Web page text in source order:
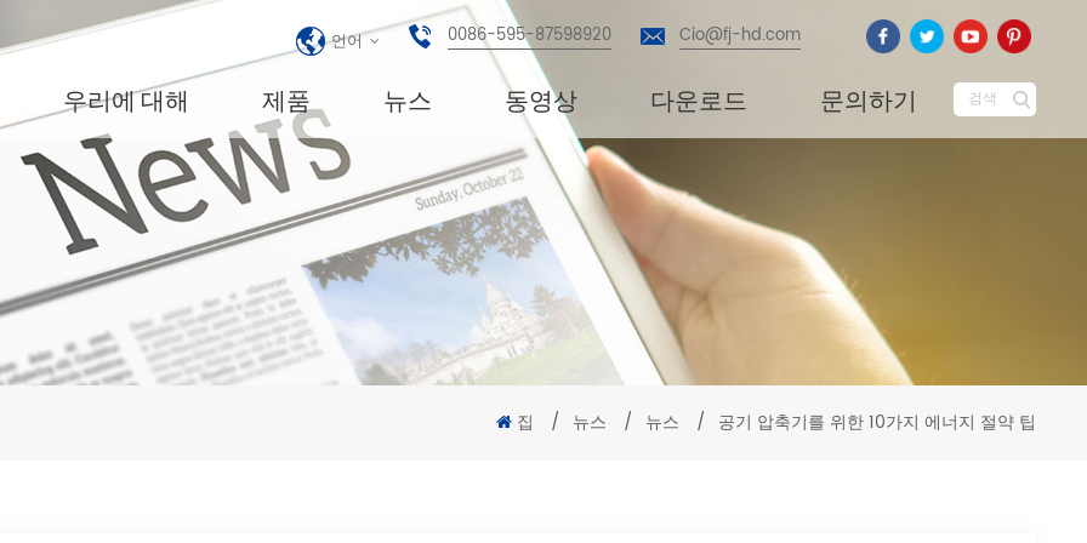
언어 0086-595-87598920 Cio@fj-hd.com
우리에 대해 제품 뉴스 동영상 다운로드 문의하기 검색
집 / 뉴스 / 뉴스 / 공기 압축기를 위한 10가지 에너지 절약 팁